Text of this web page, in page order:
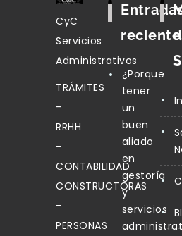
CyC
Servicios
Administrativos
TRÁMITES
–
RRHH
–
CONTABILIDAD
CONSTRUCTORAS
–
PERSONAS
¿Porque
tener
un
buen
aliado
en
gestoría
y
servicios